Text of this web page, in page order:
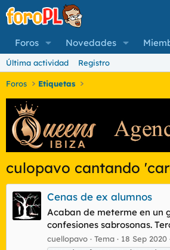
Foros Novedades
Última actividad Registro
Foros Etiquetas
culopavo cantando
Cenas de ex alumnos
Acaban de meterme en un
confesiones sabrosonas.
cuellopavo Tema 18 Sep 2020